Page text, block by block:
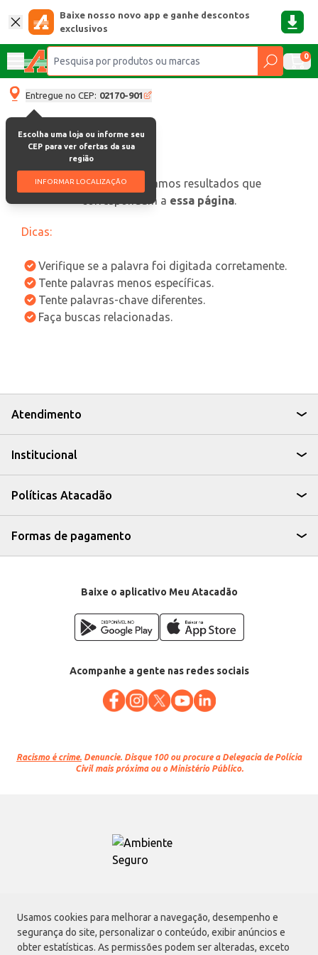
Usamos cookies para melhorar a navegação, desempenho e
segurança do site, personalizar o conteúdo, exibir anúncios e
obter estatísticas. As permissões podem ser alteradas, exceto
Baixe nosso novo app e ganhe descontos
exclusivos
0
Entregue no CEP: 02170-901
Escolha uma loja ou informe seu
CEP para ver ofertas da sua
região
INFORMAR LOCALIZAÇÃO
oops, não encontramos resultados que
correspondam a essa página.
Dicas:
Verifique se a palavra foi digitada corretamente.
Tente palavras menos específicas.
Tente palavras-chave diferentes.
Faça buscas relacionadas.
Atendimento
Institucional
Políticas Atacadão
Formas de pagamento
Baixe o aplicativo Meu Atacadão
Acompanhe a gente nas redes sociais
Racismo é crime. Denuncie. Disque 100 ou procure a Delegacia de Polícia
Civil mais próxima ou o Ministério Público.
Atacadão S.A.
Avenida Morvan Dias de Figueiredo, 6169, Vila Maria, São Paulo - SP | CEP
02170-901 | CNPJ: 75.315.333/0001-09